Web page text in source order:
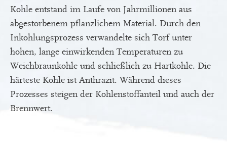
Kohle entstand im Laufe von Jahrmillionen aus
abgestorbenem pflanzlichem Material. Durch den
Inkohlungsprozess verwandelte sich Torf unter
hohen, lange einwirkenden Temperaturen zu
Weichbraunkohle und schließlich zu Hartkohle. Die
härteste Kohle ist Anthrazit. Während dieses
Prozesses steigen der Kohlenstoffanteil und auch der
Brennwert.